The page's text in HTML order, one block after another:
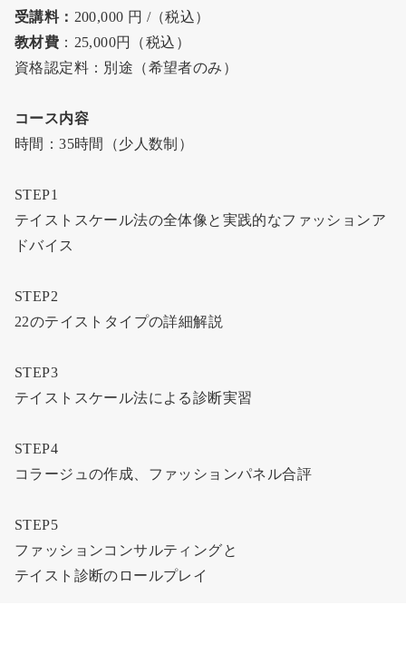
受講料： 200,000 円 /（税込）
教材費 ：25,000円（税込）
資格認定料：別途（希望者のみ）
コース内容
時間：35時間（少人数制）
STEP1
テイストスケール法の全体像と実践的なファッションア
ドバイス
STEP2
22のテイストタイプの詳細解説
STEP3
テイストスケール法による診断実習
STEP4
コラージュの作成、ファッションパネル合評
STEP5
ファッションコンサルティングと
テイスト診断のロールプレイ